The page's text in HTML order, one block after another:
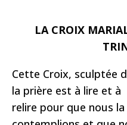
LA CROIX
Cette Croix, sculptée
la prière est à lire et à
relire pour que nous la